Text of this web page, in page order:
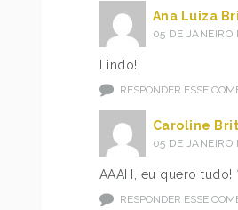
Ana Luiza
05 DE JANEIRO
Lindo!
RESPONDER ESSE
Caroline
05 DE JANEIRO
AAAH, eu quero tudo!
RESPONDER ESSE